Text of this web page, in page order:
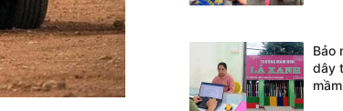
Bảo
dây